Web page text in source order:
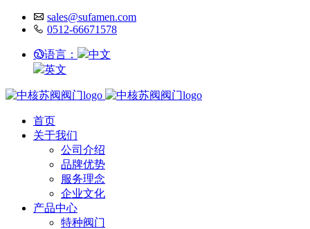
sales@sufamen.com
0512-66671578
语言：
中文
英文
首页
关于我们
公司介绍
品牌优势
服务理念
企业文化
产品中心
特种阀门